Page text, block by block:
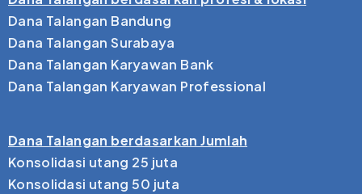
Dana Talangan Bandung
Dana Talangan Surabaya
Dana Talangan Karyawan Bank
Dana Talangan Karyawan Professional
Dana Talangan berdasarkan Jumlah
Konsolidasi utang 25 juta
Konsolidasi utang 50 juta